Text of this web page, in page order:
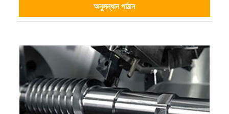
অনুসন্ধান পাঠান